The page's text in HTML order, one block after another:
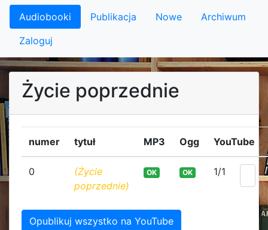
Audiobooki Publikacja Nowe
Archiwum
Zaloguj
Życie poprzednie
numer tytuł MP3 Ogg YouTube
0
(Życie
poprzednie)
OK OK 1/1
Opublikuj wszystko na YouTube